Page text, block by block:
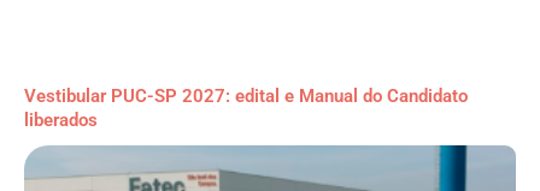
Vestibular PUC-SP 2027: edital e Manual do Candidato
liberados